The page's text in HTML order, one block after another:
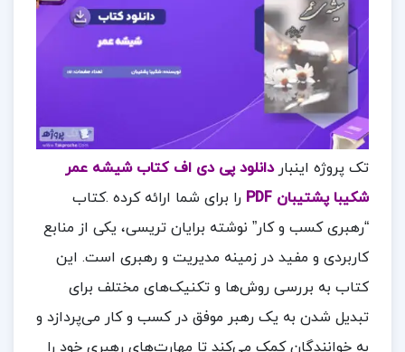
تک پروژه اینبار دانلود پی دی اف کتاب شیشه عمر
شکیبا پشتیبان PDF
را برای شما ارائه کرده .کتاب
“رهبری کسب و کار” نوشته برایان تریسی، یکی از منابع
کاربردی و مفید در زمینه مدیریت و رهبری است. این
کتاب به بررسی روش‌ها و تکنیک‌های مختلف برای
تبدیل شدن به یک رهبر موفق در کسب و کار می‌پردازد و
به خوانندگان کمک می‌کند تا مهارت‌های رهبری خود را